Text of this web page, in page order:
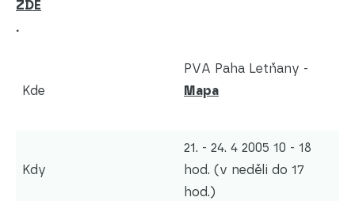
ZDE
.
Kde
PVA Paha Letňany -
Mapa
Kdy
21. - 24. 4 2005 10 - 18
hod. (v neděli do 17
hod.)